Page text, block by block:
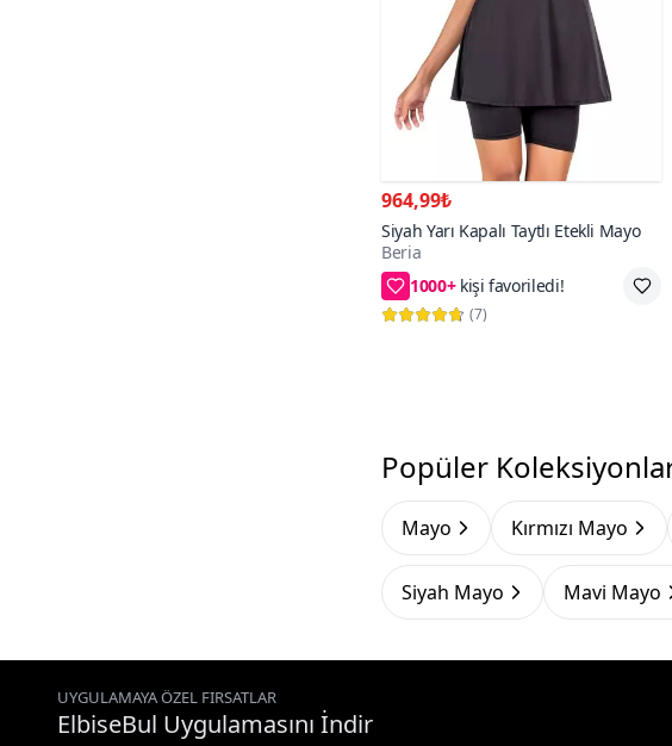
964,99₺
Siyah Yarı Kapalı Taytlı Etekli Mayo
Beria1000+
38,40,42,44,46
(7)
Popüler
Mayo Kırmızı Mayo
Siyah Mayo Mavi Mayo
UYGULAMAYA ÖZEL FIRSATLAR
ElbiseBul Uygulamasını İndir